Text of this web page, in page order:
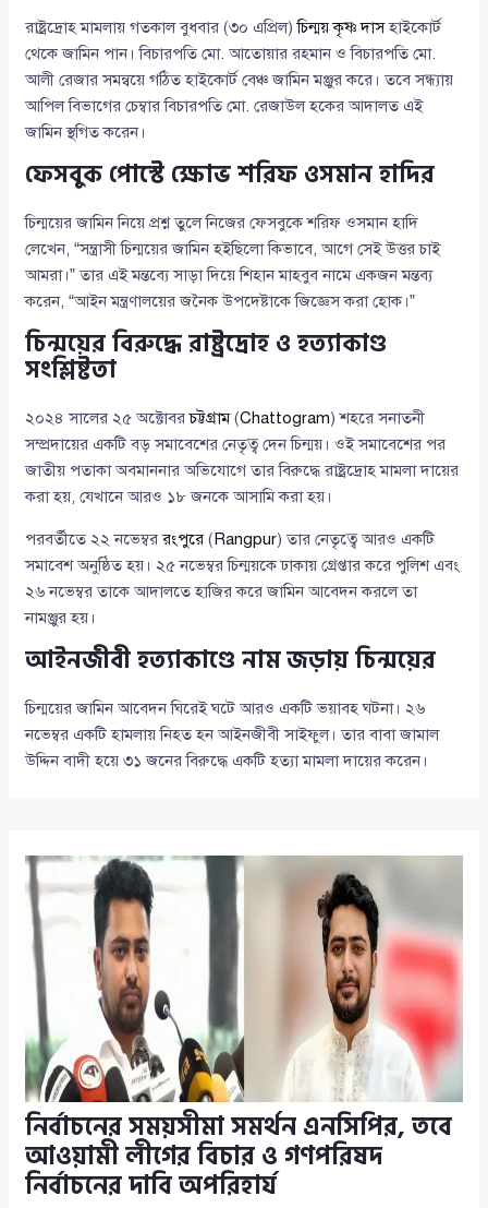
রাষ্ট্রদ্রোহ মামলায় গতকাল বুধবার (৩০ এপ্রিল)চিন্ময় কৃষ্ণ দাসহাইকোর্ট
থেকে জামিন পান। বিচারপতি মো. আতোয়ার রহমান ও বিচারপতি মো.
আলী রেজার সমন্বয়ে গঠিত হাইকোর্ট বেঞ্চ জামিন মঞ্জুর করে। তবে সন্ধ্যায়
আপিল বিভাগের চেম্বার বিচারপতি মো. রেজাউল হকের আদালত এই
জামিন স্থগিত করেন।
ফেসবুক পোস্টে ক্ষোভ শরিফ ওসমান হাদির
চিন্ময়ের জামিন নিয়ে প্রশ্ন তুলে নিজের ফেসবুকে শরিফ ওসমান হাদি
লেখেন, “সন্ত্রাসী চিন্ময়ের জামিন হইছিলো কিভাবে, আগে সেই উত্তর চাই
আমরা।” তার এই মন্তব্যে সাড়া দিয়ে শিহান মাহবুব নামে একজন মন্তব্য
করেন, “আইন মন্ত্রণালয়ের জনৈক উপদেষ্টাকে জিজ্ঞেস করা হোক।”
চিন্ময়ের বিরুদ্ধে রাষ্ট্রদ্রোহ ও হত্যাকাণ্ড
সংশ্লিষ্টতা
২০২৪ সালের ২৫ অক্টোবরচট্টগ্রাম(Chattogram) শহরে সনাতনী
সম্প্রদায়ের একটি বড় সমাবেশের নেতৃত্ব দেন চিন্ময়। ওই সমাবেশের পর
জাতীয় পতাকা অবমাননার অভিযোগে তার বিরুদ্ধে রাষ্ট্রদ্রোহ মামলা দায়ের
করা হয়, যেখানে আরও ১৮ জনকে আসামি করা হয়।
পরবর্তীতে ২২ নভেম্বররংপুরে (Rangpur) তার নেতৃত্বে আরও একটি
সমাবেশ অনুষ্ঠিত হয়। ২৫ নভেম্বর চিন্ময়কে ঢাকায় গ্রেপ্তার করে পুলিশ এবং
২৬ নভেম্বর তাকে আদালতে হাজির করে জামিন আবেদন করলে তা
নামঞ্জুর হয়।
আইনজীবী হত্যাকাণ্ডে নাম জড়ায় চিন্ময়ের
চিন্ময়ের জামিন আবেদন ঘিরেই ঘটে আরও একটি ভয়াবহ ঘটনা। ২৬
নভেম্বর একটি হামলায় নিহত হন আইনজীবী সাইফুল। তার বাবা জামাল
উদ্দিন বাদী হয়ে ৩১ জনের বিরুদ্ধে একটি হত্যা মামলা দায়ের করেন।
নির্বাচনের সময়সীমা সমর্থন এনসিপির, তবে
আওয়ামী লীগের বিচার ও গণপরিষদ
নির্বাচনের দাবি অপরিহার্য